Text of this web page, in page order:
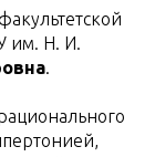
им. Н. И.
.